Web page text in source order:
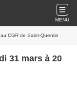
MENU
CGR de Saint-Quentin
31 mars à 20